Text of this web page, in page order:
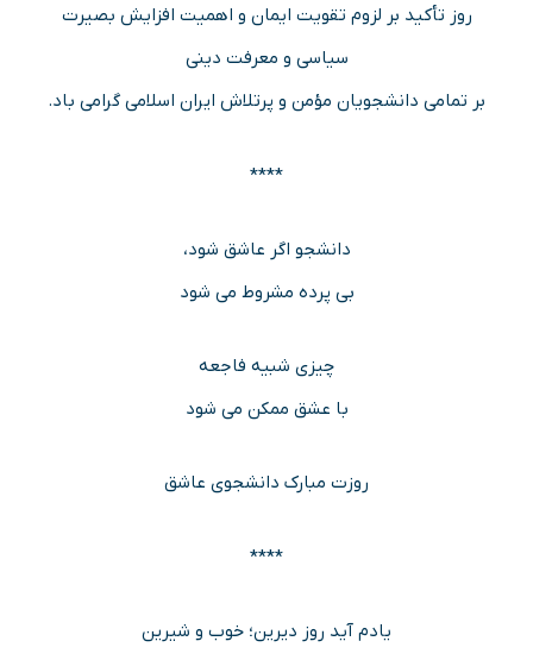
روز تأکید بر لزوم تقویت ایمان و اهمیت افزایش بصیرت
سیاسی و معرفت دینی
بر تمامی دانشجویان مؤمن و پرتلاش ایران اسلامی گرامی باد.
****
دانشجو اگر عاشق شود،
بی پرده مشروط می شود
چیزی شبیه فاجعه
با عشق ممکن می شود
روزت مبارک دانشجوی عاشق
****
یادم آید روز دیرین؛ خوب و شیرین